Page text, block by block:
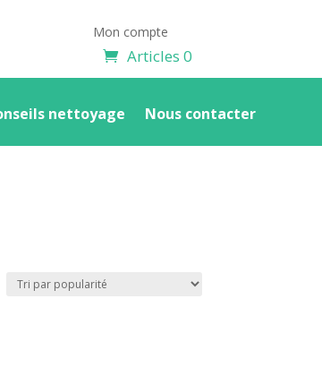
Mon compte
Articles 0
nettoyage Nous contacter